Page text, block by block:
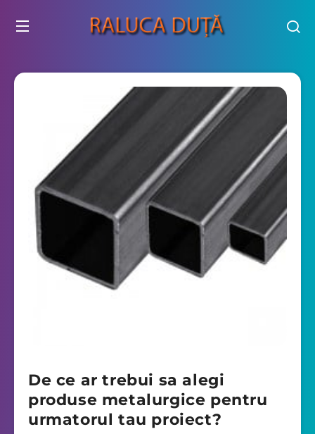
De ce ar trebui sa alegi
produse metalurgice pentru
urmatorul tau proiect?